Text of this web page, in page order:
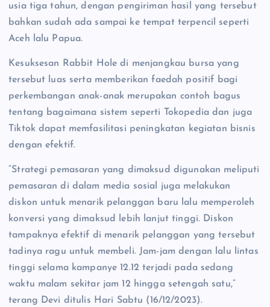
usia tiga tahun, dengan pengiriman hasil yang tersebut
bahkan sudah ada sampai ke tempat terpencil seperti
Aceh lalu Papua.
Kesuksesan Rabbit Hole di menjangkau bursa yang
tersebut luas serta memberikan faedah positif bagi
perkembangan anak-anak merupakan contoh bagus
tentang bagaimana sistem seperti Tokopedia dan juga
Tiktok dapat memfasilitasi peningkatan kegiatan bisnis
dengan efektif.
“Strategi pemasaran yang dimaksud digunakan meliputi
pemasaran di dalam media sosial juga melakukan
diskon untuk menarik pelanggan baru lalu memperoleh
konversi yang dimaksud lebih lanjut tinggi. Diskon
tampaknya efektif di menarik pelanggan yang tersebut
tadinya ragu untuk membeli. Jam-jam dengan lalu lintas
tinggi selama kampanye 12.12 terjadi pada sedang
waktu malam sekitar jam 12 hingga setengah satu,”
terang Devi ditulis Hari Sabtu (16/12/2023).